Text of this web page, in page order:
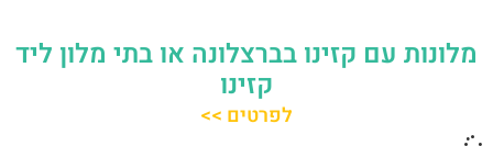
מלונות עם קזינו בברצלונה או בתי מלון ליד
קזינו
לפרטים >>